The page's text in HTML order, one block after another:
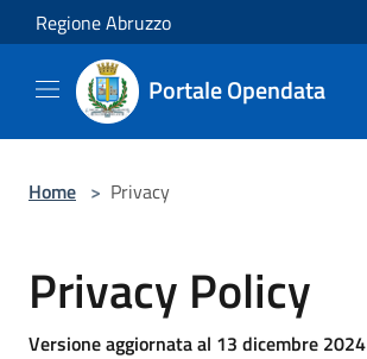
Salta al contenuto principale
Regione Abruzzo
Portale Opendata
Home > Privacy
Privacy Policy
Versione aggiornata al 13 dicembre 2024